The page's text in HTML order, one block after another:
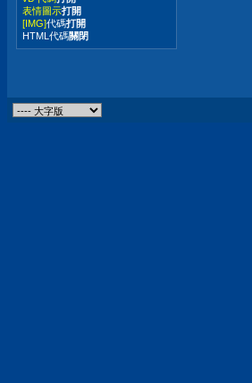
表情圖示打開
[IMG]代碼打開
HTML代碼關閉